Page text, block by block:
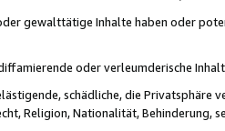
gewalttätige Inhalte haben oder
oder verleumderische
schädliche, die Privatsphäre
Religion, Nationalität, Behinderung,